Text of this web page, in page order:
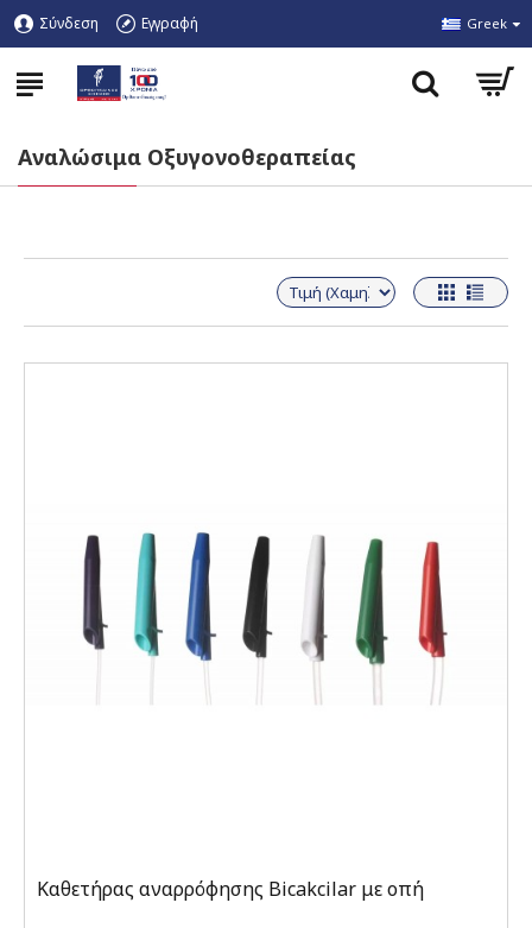
Σύνδεση Εγγραφή Greek
Αναλώσιμα Οξυγονοθεραπείας
Καθετήρας αναρρόφησης Bicakcilar με οπή